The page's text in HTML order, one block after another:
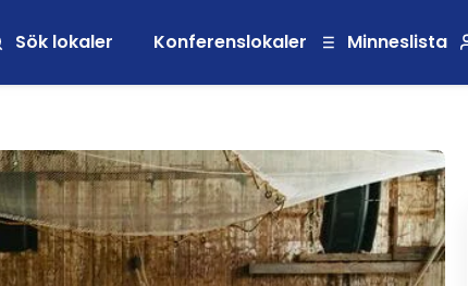
Sök lokaler Konferenslokaler Minneslista